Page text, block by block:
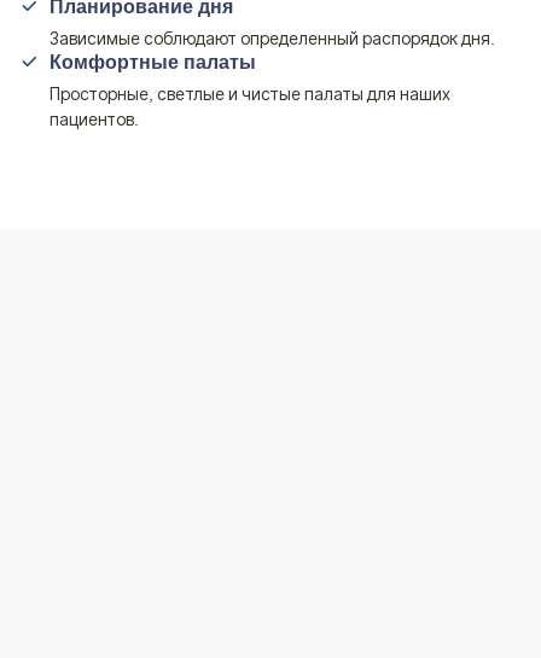
Планирование дня
Зависимые соблюдают определенный распорядок дня.
Комфортные палаты
Просторные, светлые и чистые палаты для наших
пациентов.